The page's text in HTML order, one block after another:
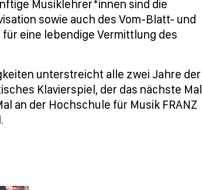
Musiklehrer*innen sind die
sowie auch des Vom-Blatt- und
eine lebendige Vermittlung des
unterstreicht alle zwei Jahre der
Klavierspiel, der das nächste Mal
an der Hochschule für Musik FRANZ